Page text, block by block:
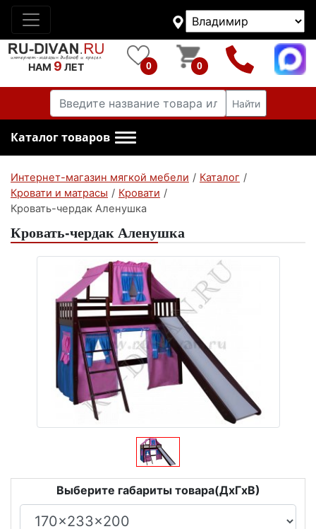
НАМ 9 ЛЕТ 0 0
Найти
Каталог товаров
Интернет-магазин мягкой мебели / Каталог /
Кровати и матрасы / Кровати /
Кровать-чердак Аленушка
Кровать-чердак Аленушка
Выберите габариты товара(ДxГxВ)